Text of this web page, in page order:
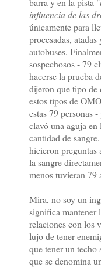
influencia de las
únicamente para
procesadas,
autobuses.
sospechosos - 79
hacerse la prueba
dijeron que tipo de
estos tipos de
estas 79 personas
clavó una aguja en
cantidad de
hicieron preguntas
la sangre
menos tuvieran 79
Mira, no soy un
significa mantener
relaciones con los
lujo de tener
que tener un techo
que se denomina